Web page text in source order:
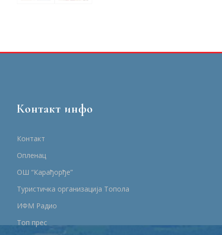
Контакт инфо
Контакт
Опленац
ОШ “Карађорђе”
Туристичка организација Топола
ИФМ Радио
Топ прес